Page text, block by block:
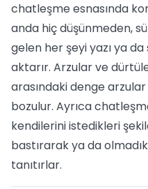
chatleşme esnasında
anda hiç düşünmeden,
gelen her şeyi yazı ya
aktarır. Arzular ve
arasındaki denge
bozulur. Ayrıca
kendilerini istedikleri
bastırarak ya da
tanıtırlar.